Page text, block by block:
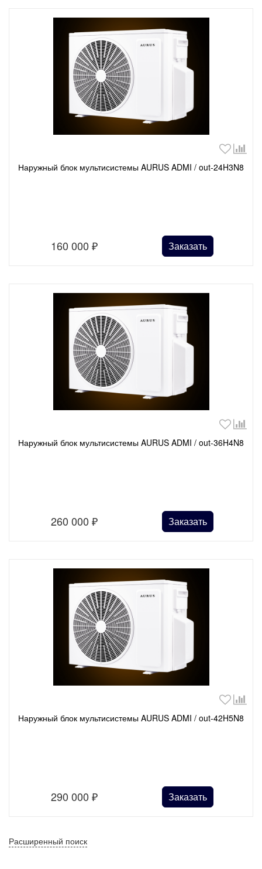
Наружный блок мультисистемы AURUS ADMI / out-24H3N8
160 000₽ Заказать
Наружный блок мультисистемы AURUS ADMI / out-36H4N8
260 000₽ Заказать
Наружный блок мультисистемы AURUS ADMI / out-42H5N8
290 000₽ Заказать
Расширенный поиск